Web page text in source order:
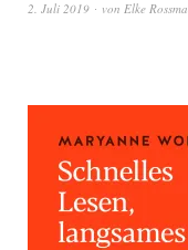
2. Juli 2019 von Elke